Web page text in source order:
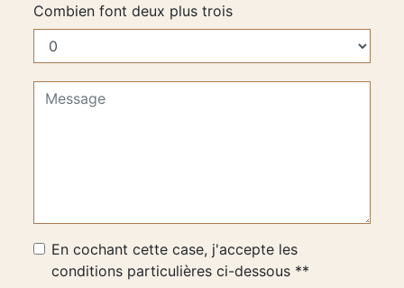
Combien font deux plus trois
En cochant cette case, j'accepte les
conditions particulières ci-dessous **